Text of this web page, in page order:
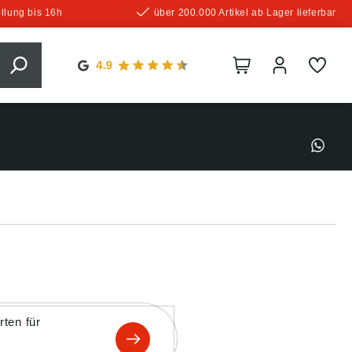
bis 16h über 200.000 Artikel ab Lager lieferbar
für